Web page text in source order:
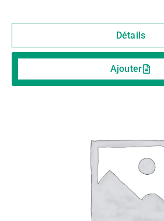
Détails
Ajouter